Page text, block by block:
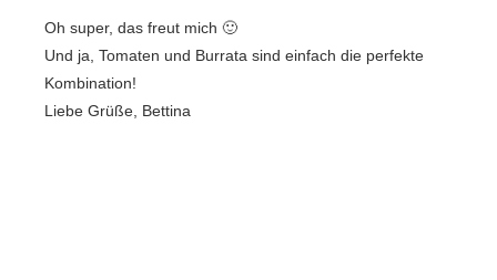
Oh super, das freut mich 🙂
Und ja, Tomaten und Burrata sind einfach die perfekte
Kombination!
Liebe Grüße, Bettina